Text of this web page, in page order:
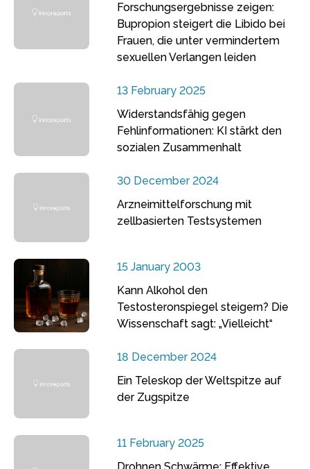
Forschungsergebnisse zeigen:
Bupropion steigert die Libido bei
Frauen, die unter vermindertem
sexuellen Verlangen leiden
13 February 2025
Widerstandsfähig gegen
Fehlinformationen: KI stärkt den
sozialen Zusammenhalt
30 December 2024
Arzneimittelforschung mit
zellbasierten Testsystemen
15 January 2003
Kann Alkohol den
Testosteronspiegel steigern? Die
Wissenschaft sagt: „Vielleicht“
18 December 2024
Ein Teleskop der Weltspitze auf
der Zugspitze
11 February 2025